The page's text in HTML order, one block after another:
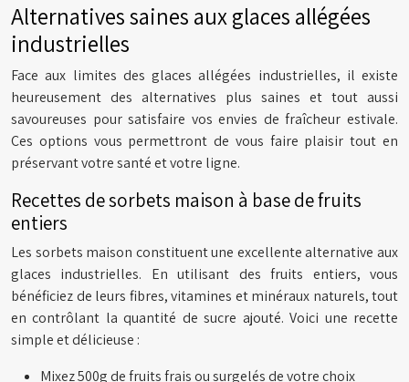
Alternatives saines aux glaces allégées
industrielles
Face aux limites des glaces allégées industrielles, il existe
heureusement des alternatives plus saines et tout aussi
savoureuses pour satisfaire vos envies de fraîcheur estivale.
Ces options vous permettront de vous faire plaisir tout en
préservant votre santé et votre ligne.
Recettes de sorbets maison à base de fruits
entiers
Les sorbets maison constituent une excellente alternative aux
glaces industrielles. En utilisant des fruits entiers, vous
bénéficiez de leurs fibres, vitamines et minéraux naturels, tout
en contrôlant la quantité de sucre ajouté. Voici une recette
simple et délicieuse :
Mixez 500g de fruits frais ou surgelés de votre choix